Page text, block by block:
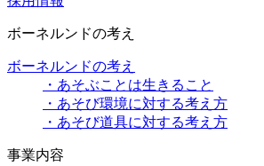
ボーネルンドの考え
ボーネルンドの考え
・あそぶことは生きること
・あそび環境に対する考え方
・あそび道具に対する考え方
事業内容